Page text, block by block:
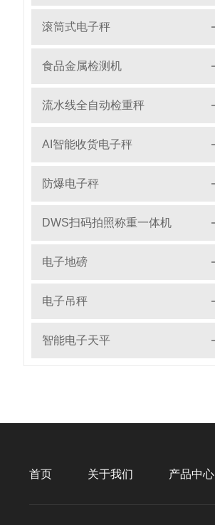
滚筒式电子秤
食品金属检测机
流水线全自动检重秤
AI智能收货电子秤
防爆电子秤
DWS扫码拍照称重一体机
电子地磅
电子吊秤
智能电子天平
首页 关于我们 产品中心